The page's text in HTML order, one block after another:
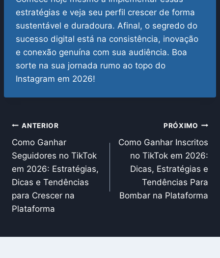
estratégias e veja seu perfil crescer de forma
sustentável e duradoura. Afinal, o segredo do
sucesso digital está na consistência, inovação
e conexão genuína com sua audiência. Boa
sorte na sua jornada rumo ao topo do
Instagram em 2026!
Navegação
de
Post
ANTERIOR
Como Ganhar
Seguidores no TikTok
em 2026: Estratégias,
Dicas e Tendências
para Crescer na
Plataforma
PRÓXIMO
Como Ganhar Inscritos
no TikTok em 2026:
Dicas, Estratégias e
Tendências Para
Bombar na Plataforma